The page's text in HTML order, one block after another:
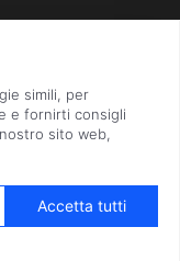
i.v. € 800.000,00